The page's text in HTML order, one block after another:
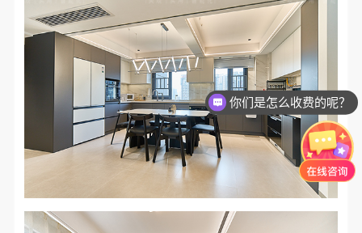
你们是怎么收费的呢？
现在有优惠活动么？